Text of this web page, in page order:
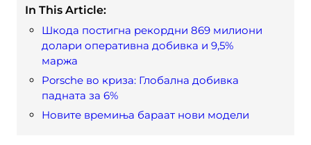
In This Article:
Шкода постигна рекордни 869 милиони
долари оперативна добивка и 9,5%
маржа
Porsche во криза: Глобална добивка
падната за 6%
Новите времиња бараат нови модели